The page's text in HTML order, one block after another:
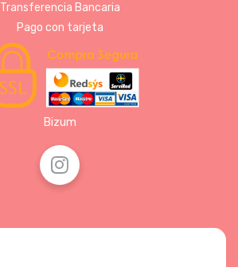
Transferencia Bancaria
Pago con tarjeta
Bizum